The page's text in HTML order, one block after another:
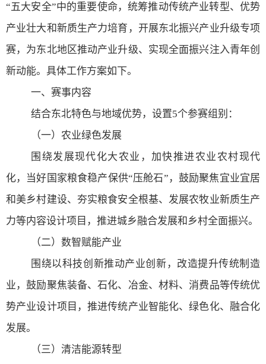
“五大安全”中的重要使命，统筹推动传统产业转型、优势
产业壮大和新质生产力培育，开展东北振兴产业升级专项
赛，为东北地区推动产业升级、实现全面振兴注入青年创
新动能。具体工作方案如下。
一、赛事内容
结合东北特色与地域优势，设置5个参赛组别：
（一）农业绿色发展
围绕发展现代化大农业，加快推进农业农村现代
化，当好国家粮食稳产保供“压舱石”，鼓励聚焦宜业宜居
和美乡村建设、夯实粮食安全根基、发展农牧业新质生产
力等内容设计项目，推进城乡融合发展和乡村全面振兴。
（二）数智赋能产业
围绕以科技创新推动产业创新，改造提升传统制造
业，鼓励聚焦装备、石化、冶金、材料、消费品等传统优
势产业设计项目，推进传统产业智能化、绿色化、融合化
发展。
（三）清洁能源转型